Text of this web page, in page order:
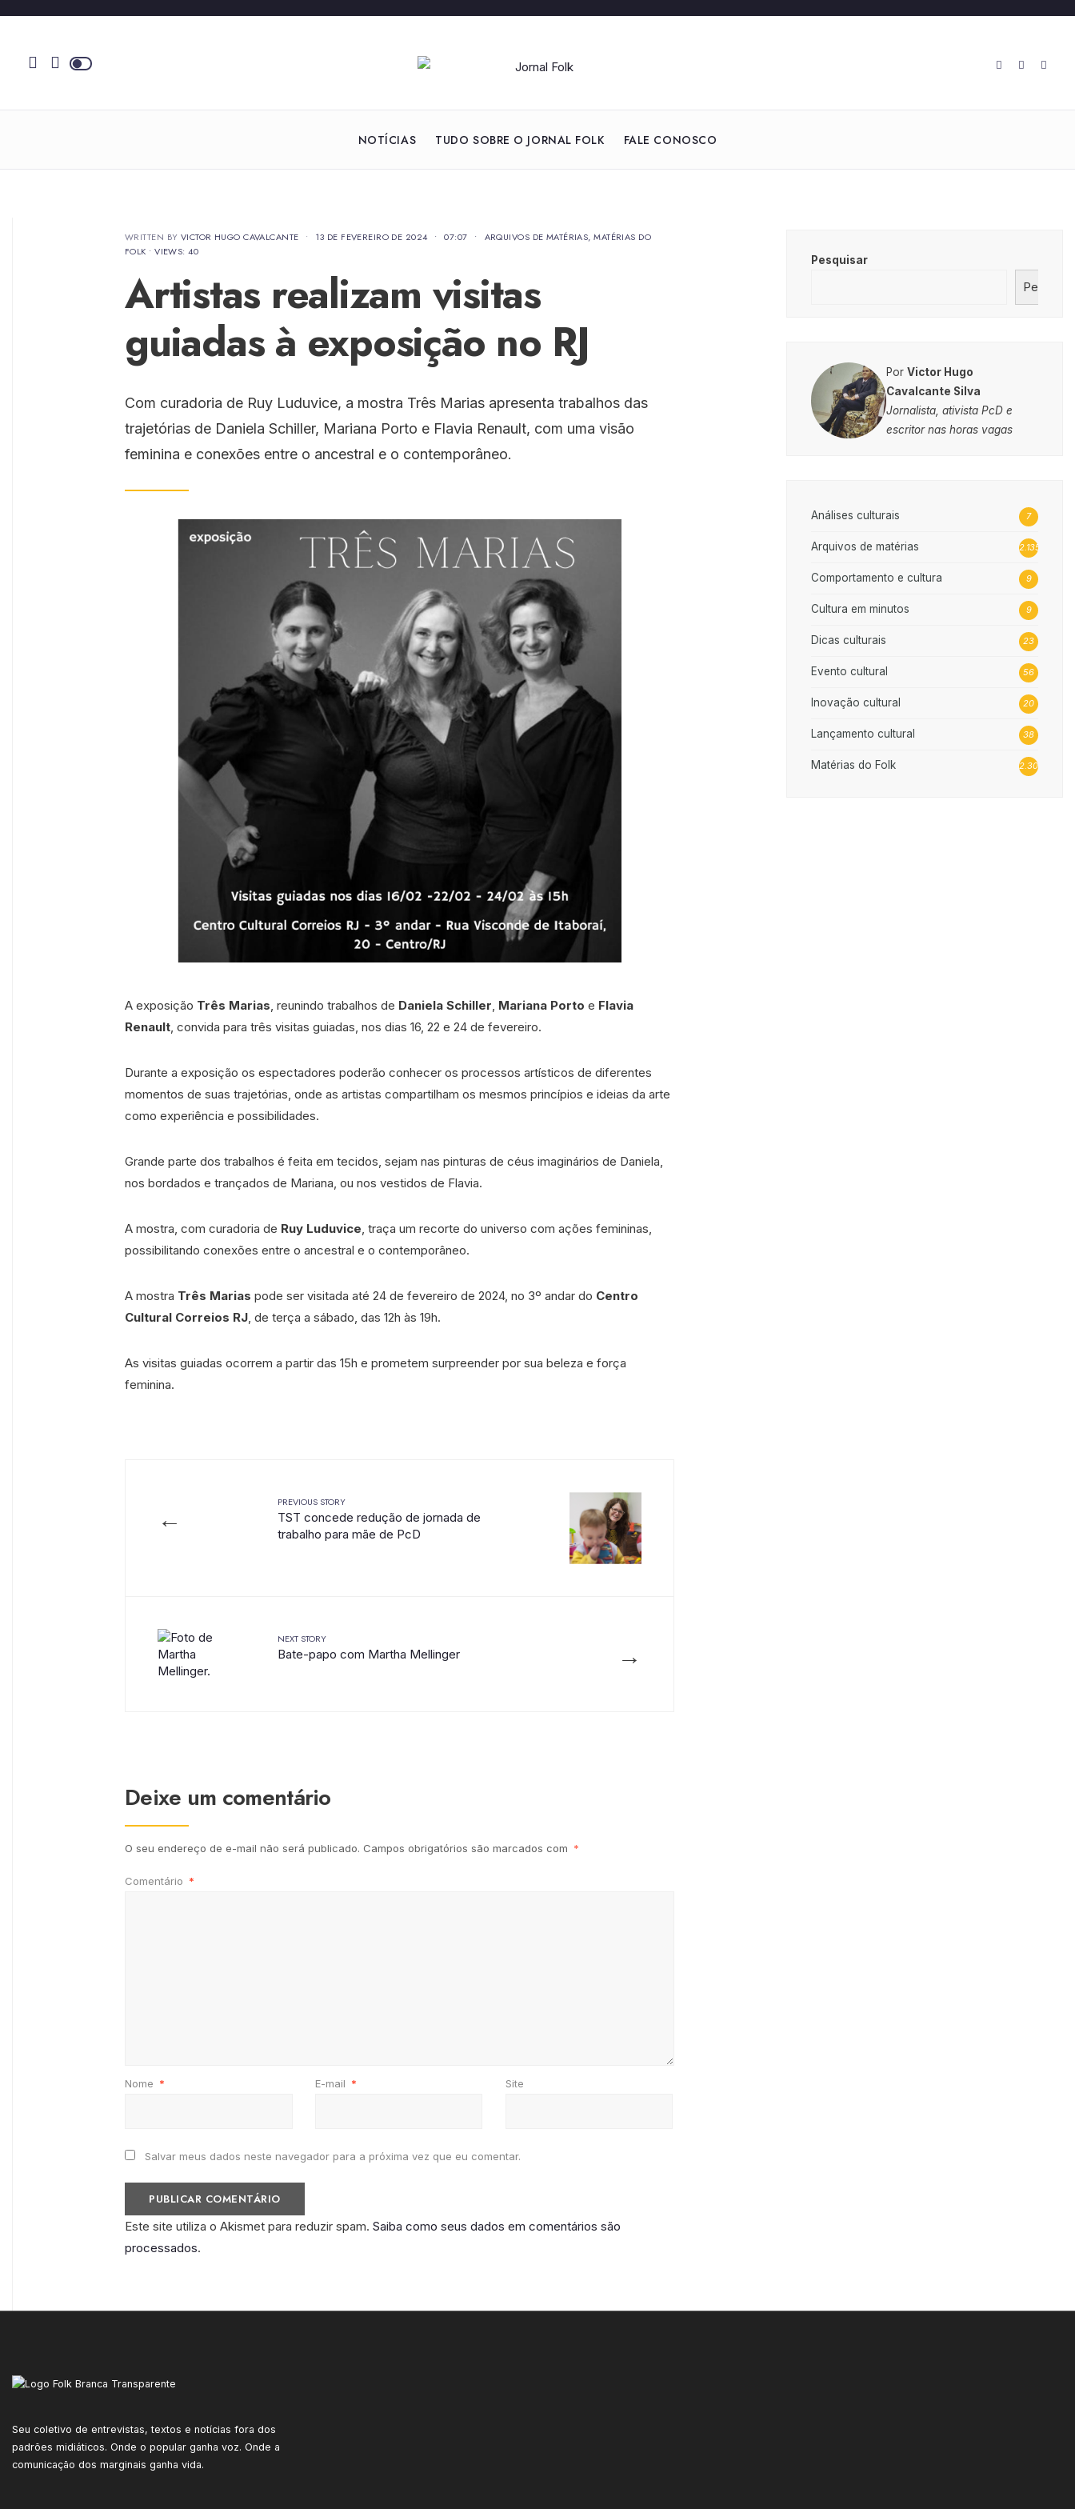
NOTÍCIAS TUDO SOBRE O JORNAL FOLK FALE CONOSCO
WRITTEN BY VICTOR HUGO CAVALCANTE • 13 DE FEVEREIRO DE 2024 • 07:07 • ARQUIVOS DE MATÉRIAS,MATÉRIAS DO
FOLK •VIEWS: 40
Artistas realizam visitas
guiadas à exposição no RJ
Com curadoria de Ruy Luduvice, a mostra Três Marias apresenta trabalhos das
trajetórias de Daniela Schiller, Mariana Porto e Flavia Renault, com uma visão
feminina e conexões entre o ancestral e o contemporâneo.
A exposição Três Marias, reunindo trabalhos de Daniela Schiller, Mariana Porto e Flavia
Renault, convida para três visitas guiadas, nos dias 16, 22 e 24 de fevereiro.
Durante a exposição os espectadores poderão conhecer os processos artísticos de diferentes
momentos de suas trajetórias, onde as artistas compartilham os mesmos princípios e ideias da arte
como experiência e possibilidades.
Grande parte dos trabalhos é feita em tecidos, sejam nas pinturas de céus imaginários de Daniela,
nos bordados e trançados de Mariana, ou nos vestidos de Flavia.
A mostra, com curadoria de Ruy Luduvice, traça um recorte do universo com ações femininas,
possibilitando conexões entre o ancestral e o contemporâneo.
A mostra Três Marias pode ser visitada até 24 de fevereiro de 2024, no 3º andar do Centro
Cultural Correios RJ, de terça a sábado, das 12h às 19h.
As visitas guiadas ocorrem a partir das 15h e prometem surpreender por sua beleza e força
feminina.
←
PREVIOUS STORY
TST concede redução de jornada de
trabalho para mãe de PcD
→
NEXT STORY
Bate-papo com Martha Mellinger
Deixe um comentário
O seu endereço de e-mail não será publicado. Campos obrigatórios são marcados com *
Comentário *
Nome * E-mail * Site
Salvar meus dados neste navegador para a próxima vez que eu comentar.
Este site utiliza o Akismet para reduzir spam. Saiba como seus dados em comentários são
processados.
Pesquisar
PorVictor Hugo
Cavalcante Silva
Jornalista, ativista PcD e
escritor nas horas vagas
Análises culturais 7
Arquivos de matérias 2.135
Comportamento e cultura 9
Cultura em minutos 9
Dicas culturais 23
Evento cultural 56
Inovação cultural 20
Lançamento cultural 38
Matérias do Folk 2.302
Seu coletivo de entrevistas, textos e notícias fora dos
padrões midiáticos. Onde o popular ganha voz. Onde a
comunicação dos marginais ganha vida.